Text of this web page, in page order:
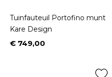
Tuinfauteuil Portofino munt
Kare Design
Prijs
€ 749,00